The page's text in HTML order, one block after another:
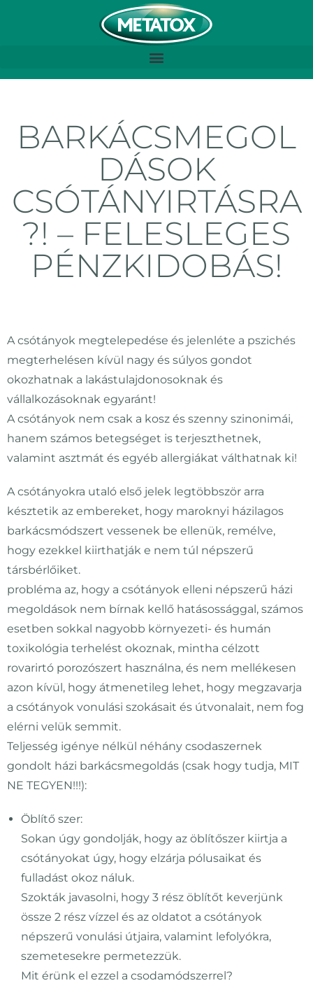
BARKÁCSMEGOL
DÁSOK
CSÓTÁNYIRTÁSRA
?! – FELESLEGES
PÉNZKIDOBÁS!
A csótányok megtelepedése és jelenléte a pszichés
megterhelésen kívül nagy és súlyos gondot
okozhatnak a lakástulajdonosoknak és
vállalkozásoknak egyaránt!
A csótányok nem csak a kosz és szenny szinonimái,
hanem számos betegséget is terjeszthetnek,
valamint asztmát és egyéb allergiákat válthatnak ki!
A csótányokra utaló első jelek legtöbbször arra
késztetik az embereket, hogy maroknyi házilagos
barkácsmódszert vessenek be ellenük, remélve,
hogy ezekkel kiirthatják e nem túl népszerű
társbérlőiket.
probléma az, hogy a csótányok elleni népszerű házi
megoldások nem bírnak kellő hatásossággal, számos
esetben sokkal nagyobb környezeti- és humán
toxikológia terhelést okoznak, mintha célzott
rovarirtó porozószert használna, és nem mellékesen
azon kívül, hogy átmenetileg lehet, hogy megzavarja
a csótányok vonulási szokásait és útvonalait, nem fog
elérni velük semmit.
Teljesség igénye nélkül néhány csodaszernek
gondolt házi barkácsmegoldás (csak hogy tudja, MIT
NE TEGYEN!!!):
Öblítő szer:
Sokan úgy gondolják, hogy az öblítőszer kiirtja a
csótányokat úgy, hogy elzárja pólusaikat és
fulladást okoz náluk.
Szokták javasolni, hogy 3 rész öblítőt keverjünk
össze 2 rész vízzel és az oldatot a csótányok
népszerű vonulási útjaira, valamint lefolyókra,
szemetesekre permetezzük.
Mit érünk el ezzel a csodamódszerrel?